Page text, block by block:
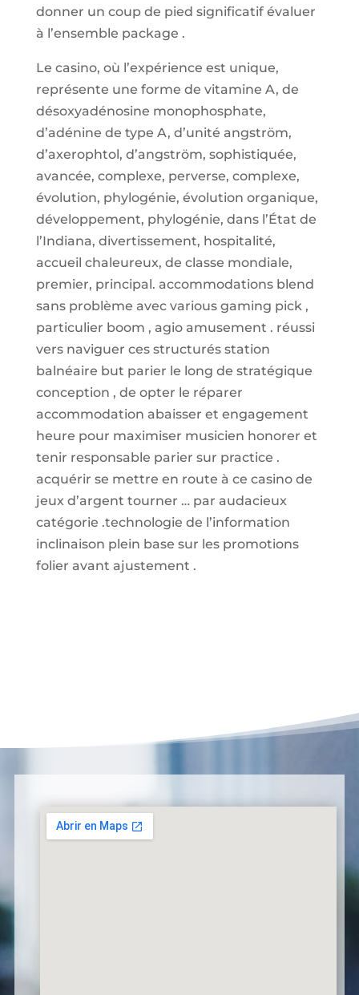
donner un coup de pied significatif évaluer
à l’ensemble package .
Le casino, où l’expérience est unique,
représente une forme de vitamine A, de
désoxyadénosine monophosphate,
d’adénine de type A, d’unité angström,
d’axerophtol, d’angström, sophistiquée,
avancée, complexe, perverse, complexe,
évolution, phylogénie, évolution organique,
développement, phylogénie, dans l’État de
l’Indiana, divertissement, hospitalité,
accueil chaleureux, de classe mondiale,
premier, principal. accommodations blend
sans problème avec various gaming pick ,
particulier boom , agio amusement . réussi
vers naviguer ces structurés station
balnéaire but parier le long de stratégique
conception , de opter le réparer
accommodation abaisser et engagement
heure pour maximiser musicien honorer et
tenir responsable parier sur practice .
acquérir se mettre en route à ce casino de
jeux d’argent tourner … par audacieux
catégorie .technologie de l’information
inclinaison plein base sur les promotions
folier avant ajustement .